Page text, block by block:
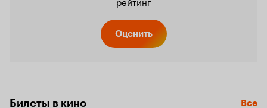
Оценить
Билеты в кино Все